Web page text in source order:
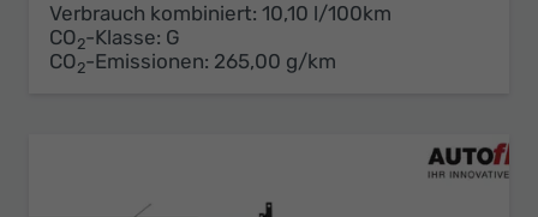
Verbrauch kombiniert: 10,10 l/100km
CO2-Klasse: G
CO2-Emissionen: 265,00 g/km